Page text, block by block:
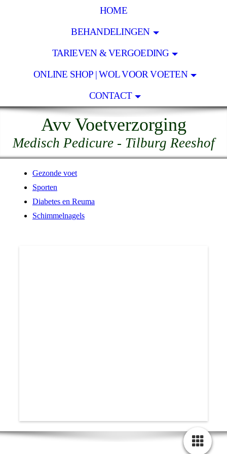
HOME
BEHANDELINGEN
TARIEVEN & VERGOEDING
ONLINE SHOP | WOL VOOR VOETEN
CONTACT
Avv Voetverzorging
Medisch Pedicure - Tilburg Reeshof
Gezonde voet
Sporten
Diabetes en Reuma
Schimmelnagels